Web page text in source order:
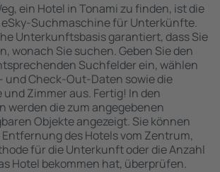
ein Hotel in Tonami zu finden, ist die
Suchmaschine für Unterkünfte.
Unterkunftsbasis garantiert, dass Sie
wonach Sie suchen. Geben Sie den
Suchfelder ein, wählen
und Check-Out-Daten sowie die
und Zimmer aus. Fertig! In den
werden die zum angegebenen
Objekte angezeigt. Sie können
des Hotels vom Zentrum,
für die Unterkunft oder die Anzahl
Hotel bekommen hat, überprüfen.